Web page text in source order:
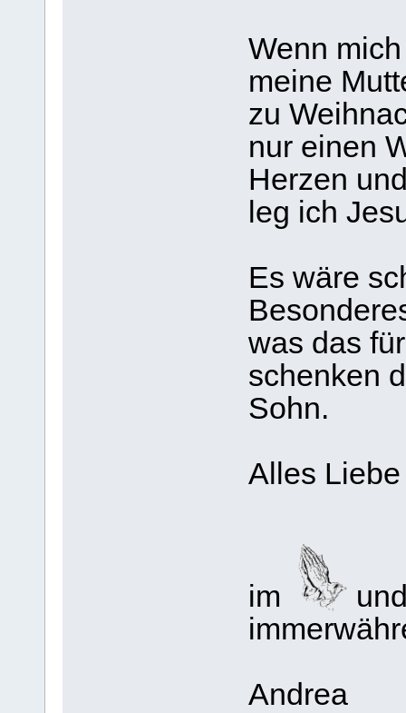
Wenn
meine
zu
nur einen
Herzen
leg ich
Es wäre
was das
schenken
Sohn.
Alles
im
Andrea